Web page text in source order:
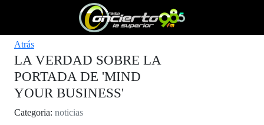
Atrás
LA VERDAD SOBRE LA
PORTADA DE 'MIND
YOUR BUSINESS'
Categoria: noticias